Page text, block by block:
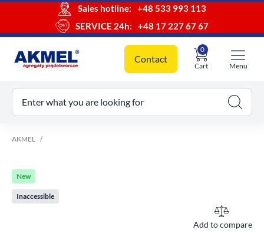
Sales hotline:
+48 533 993 113
SERVICE 24h:
+48 17 227 67 67
Contact
Cart
0
cart
Menu
Enter what you are looking for
AKMEL
New
Inaccessible
Add to compare